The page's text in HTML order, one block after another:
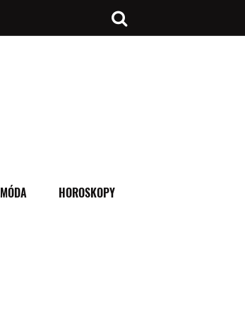
MÓDA HOROSKOPY